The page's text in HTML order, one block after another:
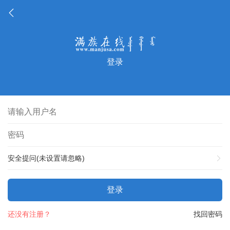
登录
安全提问(未设置请忽略)
登录
找回密码
还没有注册？